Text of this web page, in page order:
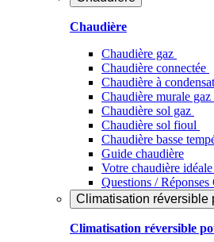
Chaudière
Chaudière gaz
Chaudière connectée
Chaudière à
Chaudière murale gaz
Chaudière sol gaz
Chaudière sol fioul
Chaudière basse
Guide chaudière
Votre chaudière
Questions / Réponses
Climatisation réversible
Climatisation réversible